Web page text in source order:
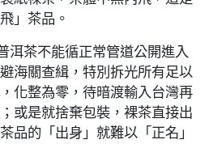
」茶品。
洱茶不能循正常管道公開進入
海關查緝，特別拆光所有足以
化整為零，待暗渡輸入台灣再
或是就捨棄包裝，裸茶直接出
品的「出身」就難以「正名」